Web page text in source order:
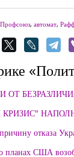
Профсоюз, автомат,
ОТ
отказа
планах США